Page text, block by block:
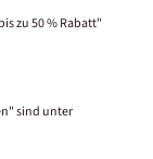
zu 50 % Rabatt"
sind unter